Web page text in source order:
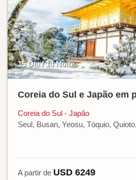
15 Dia / 14 Noite
Coreia do Sul e Japão em
Coreia do Sul - Japão
Seul, Busan, Yeosu, Tóquio,
A partir de USD 6249